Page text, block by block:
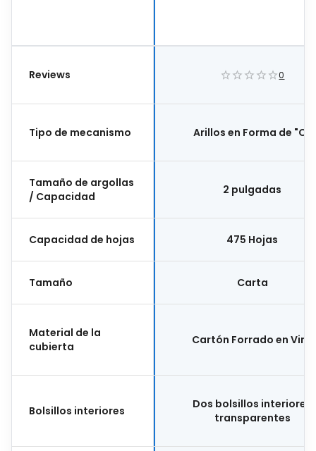
Reviews 0
Tipo de mecanismo Arillos en Forma de "O"
Tamaño de argollas
/ Capacidad
2 pulgadas
Capacidad de hojas 475 Hojas
Tamaño Carta
Material de la
cubierta
Cartón Forrado en Vinil
Bolsillos interiores
Dos bolsillos interiores
transparentes